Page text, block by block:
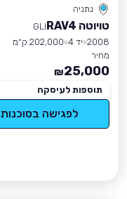
נתניה
טויוטה RAV4
GLI
2008 יד 4
202,000 ק״מ
מחיר
25,000
₪
תוספות לעיסקה
לפגישה בסוכנות